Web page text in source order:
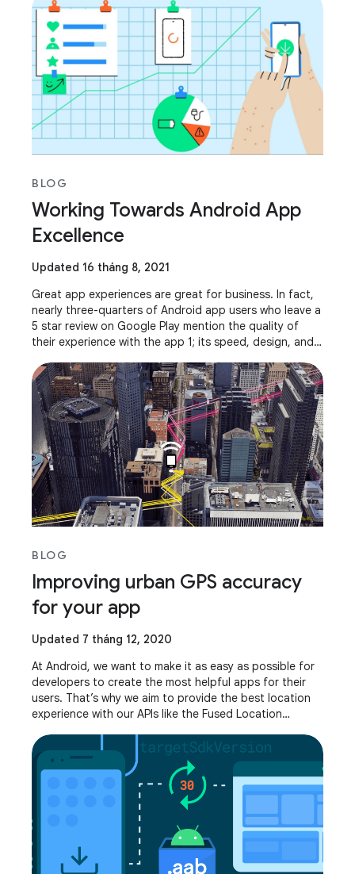
BLOG
Working Towards Android App
Excellence
Updated 16 tháng 8, 2021
Great app experiences are great for business. In fact,
nearly three-quarters of Android app users who leave a
5 star review on Google Play mention the quality of
their experience with the app 1; its speed, design, and
BLOG
Improving urban GPS accuracy
for your app
Updated 7 tháng 12, 2020
At Android, we want to make it as easy as possible for
developers to create the most helpful apps for their
users. That’s why we aim to provide the best location
experience with our APIs like the Fused Location